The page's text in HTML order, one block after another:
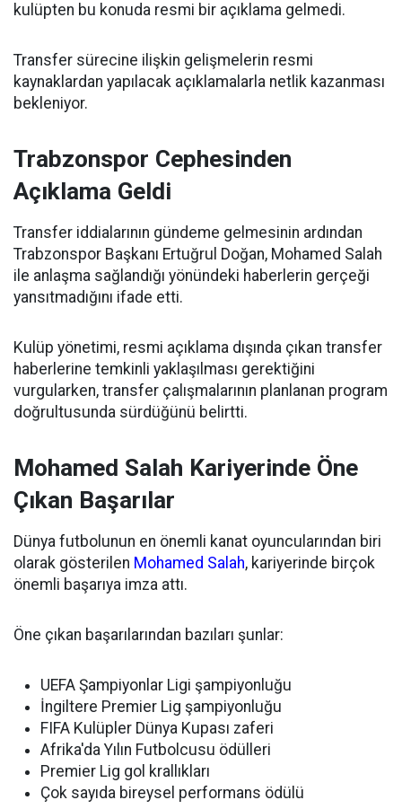
kulüpten bu konuda resmi bir açıklama gelmedi.
Transfer sürecine ilişkin gelişmelerin resmi
kaynaklardan yapılacak açıklamalarla netlik kazanması
bekleniyor.
Trabzonspor Cephesinden
Açıklama Geldi
Transfer iddialarının gündeme gelmesinin ardından
Trabzonspor Başkanı Ertuğrul Doğan, Mohamed Salah
ile anlaşma sağlandığı yönündeki haberlerin gerçeği
yansıtmadığını ifade etti.
Kulüp yönetimi, resmi açıklama dışında çıkan transfer
haberlerine temkinli yaklaşılması gerektiğini
vurgularken, transfer çalışmalarının planlanan program
doğrultusunda sürdüğünü belirtti.
Mohamed Salah Kariyerinde Öne
Çıkan Başarılar
Dünya futbolunun en önemli kanat oyuncularından biri
olarak gösterilen Mohamed Salah, kariyerinde birçok
önemli başarıya imza attı.
Öne çıkan başarılarından bazıları şunlar:
UEFA Şampiyonlar Ligi şampiyonluğu
İngiltere Premier Lig şampiyonluğu
FIFA Kulüpler Dünya Kupası zaferi
Afrika'da Yılın Futbolcusu ödülleri
Premier Lig gol krallıkları
Çok sayıda bireysel performans ödülü